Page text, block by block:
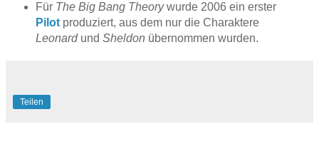
Für The Big Bang Theorywurde 2006 ein erster
Pilotproduziert, aus dem nur die Charaktere
Leonardund Sheldon übernommen wurden.
Teilen